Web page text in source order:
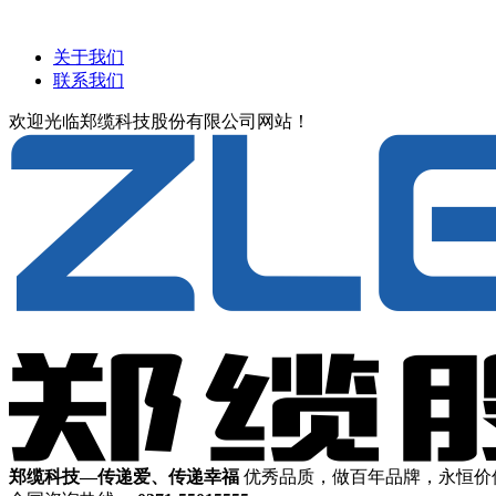
关于我们
联系我们
欢迎光临郑缆科技股份有限公司网站！
郑缆科技—传递爱、传递幸福 优秀品质，做百年品牌，永恒价